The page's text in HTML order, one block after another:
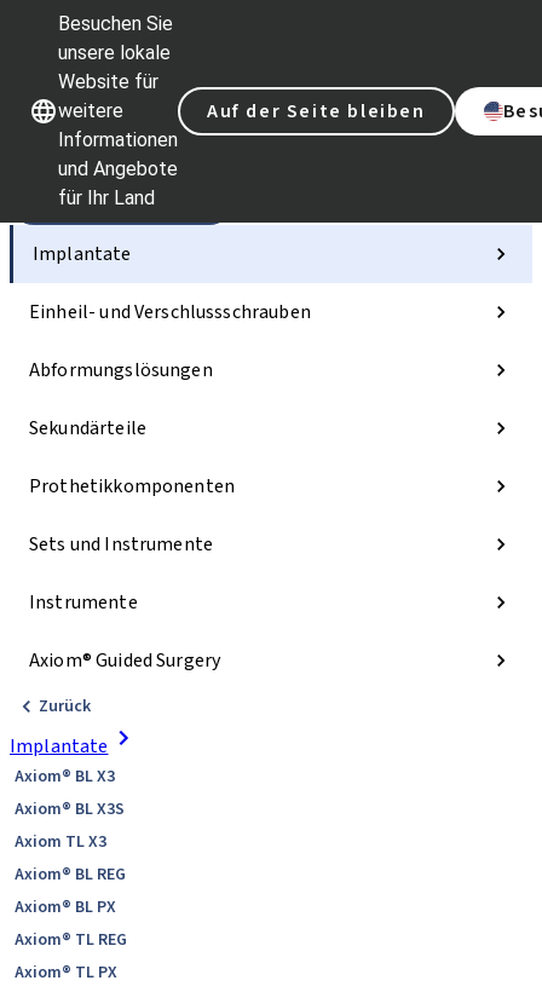
Besuchen Sie
unsere lokale
Website für
weitere
Informationen
und Angebote
für Ihr Land
Auf der Seite bleiben
Unsere MarkenUnsere Marken
Kategorien
Implantate
Einheil- und Verschlussschrauben
Abformungslösungen
Sekundärteile
Prothetikkomponenten
Sets und Instrumente
Instrumente
Axiom® Guided Surgery
Zurück
Implantate
Axiom® BL X3
Axiom® BL X3S
Axiom TL X3
Axiom® BL REG
Axiom® BL PX
Axiom® TL REG
Axiom® TL PX